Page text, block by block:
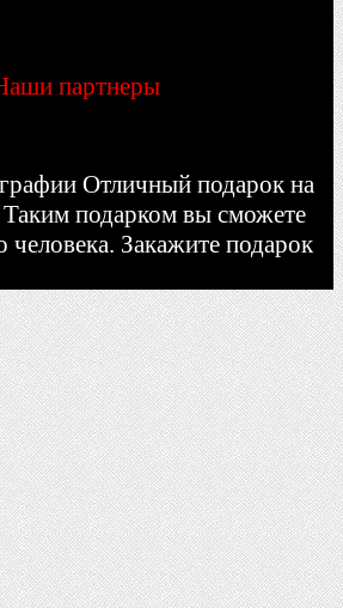
партнеры
Отличный подарок на
подарком вы сможете
Закажите подарок